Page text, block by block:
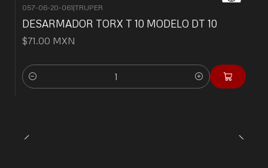
057-06-20-061|TRUPER
DESARMADOR TORX T 10 MODELO DT 10
$71.00 MXN
Cantidad